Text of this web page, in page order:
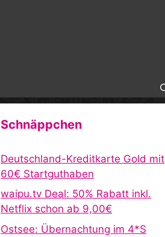
Schnäppchen
Deutschland-Kreditkarte Gold mit
60€ Startguthaben
waipu.tv Deal: 50% Rabatt inkl.
Netflix schon ab 9,00€
Ostsee: Übernachtung im 4*S